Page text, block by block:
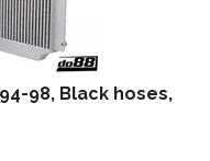
98, Black hoses,